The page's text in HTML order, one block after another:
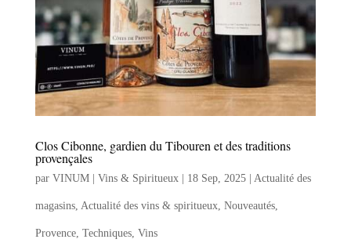
Clos Cibonne, gardien du Tibouren et des traditions
provençales
par VINUM | Vins & Spiritueux| 18 Sep, 2025| Actualité des
magasins, Actualité des vins & spiritueux, Nouveautés,
Provence, Techniques, Vins